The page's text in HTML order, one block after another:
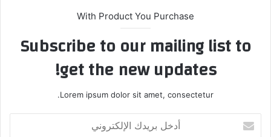
With Product You Purchase
Subscribe to our mailing list to
get the new updates!
Lorem ipsum dolor sit amet, consectetur.
بريدك